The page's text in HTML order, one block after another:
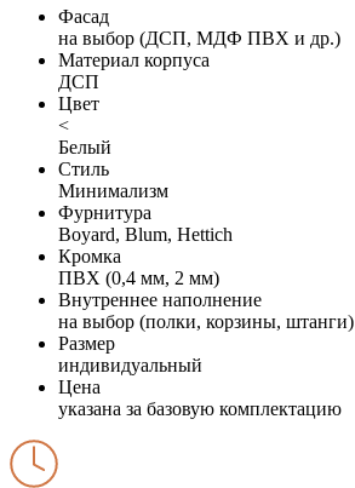
Фасад
на выбор (ДСП, МДФ ПВХ и др.)
Материал корпуса
ДСП
Цвет
<
Белый
Стиль
Минимализм
Фурнитура
Boyard, Blum, Hettich
Кромка
ПВХ (0,4 мм, 2 мм)
Внутреннее наполнение
на выбор (полки, корзины, штанги)
Размер
индивидуальный
Цена
указана за базовую комплектацию